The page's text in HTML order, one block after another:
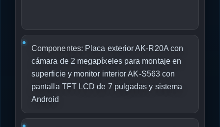
Componentes: Placa exterior AK-R20A con
cámara de 2 megapíxeles para montaje en
superficie y monitor interior AK-S563 con
pantalla TFT LCD de 7 pulgadas y sistema
Android